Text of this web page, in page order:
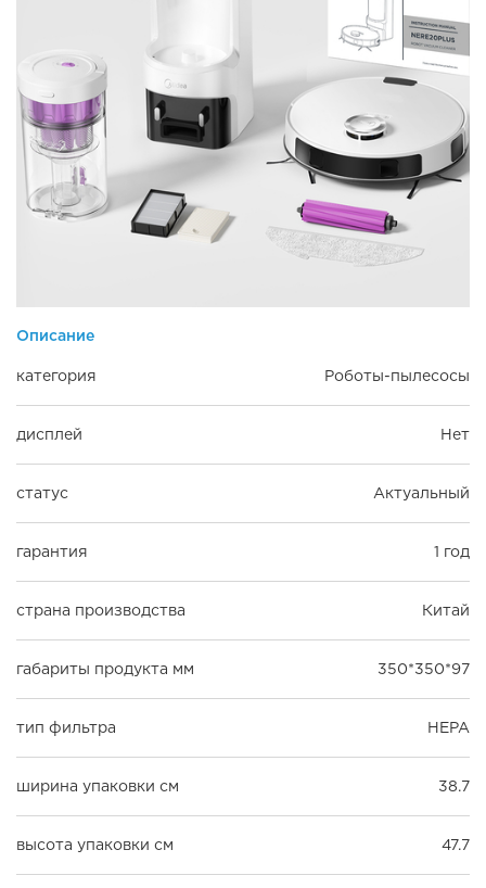
Описание
категория Роботы-пылесосы
дисплей Нет
статус Актуальный
гарантия 1 год
страна производства Китай
габариты продукта мм 350*350*97
тип фильтра HEPA
ширина упаковки см 38.7
высота упаковки см 47.7